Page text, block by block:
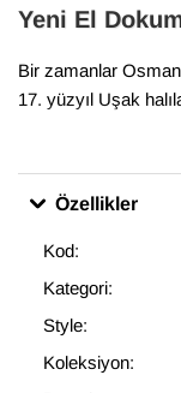
Yeni El
Bir zamanlar
17. yüzyıl Uşak
koleksiyonumuz,
sağlıyor. Bu özel halı
Özellikler
Kod:
Kategori:
Style:
Koleksiyon: